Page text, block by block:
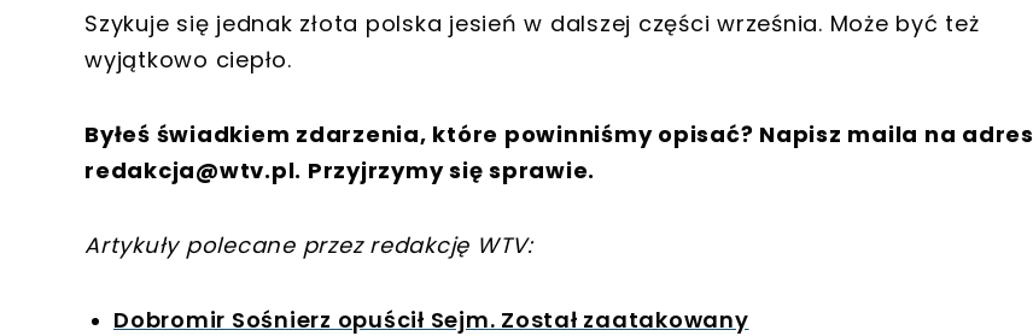
Szykuje się jednak złota polska jesień w dalszej części września. Może być też
wyjątkowo ciepło.
Byłeś świadkiem zdarzenia, które powinniśmy opisać? Napisz maila na adres
redakcja@wtv.pl. Przyjrzymy się sprawie.
Artykuły polecane przez redakcję WTV:
Dobromir Sośnierz opuścił Sejm. Został zaatakowany